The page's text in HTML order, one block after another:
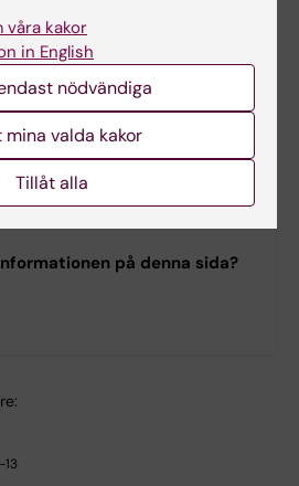
av rollerna i
för Karolinska Institutets
på denna sida?
våra kakor
in English
nödvändiga
mina valda kakor
Tillåt alla